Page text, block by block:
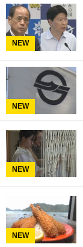
NEW
NEW
NEW
NEW